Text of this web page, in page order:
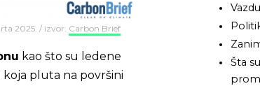
2025. / izvor: Carbon Brief
kao što su ledene
koja pluta na površini
Šta